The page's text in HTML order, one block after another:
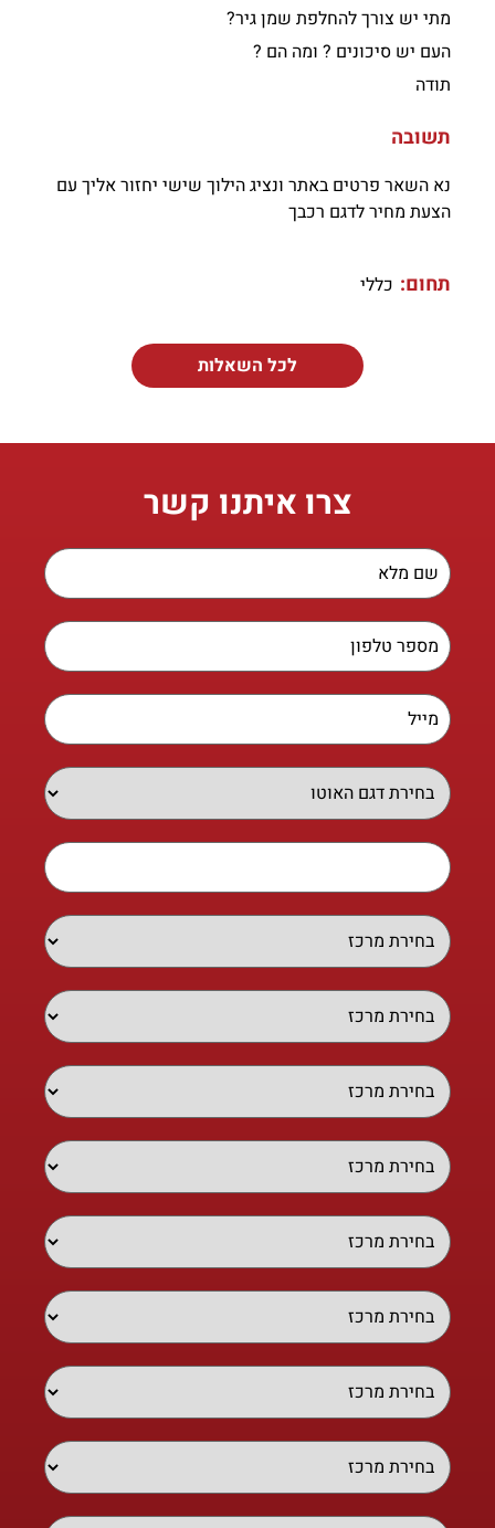
מתי יש צורך להחלפת שמן גיר?
העם יש סיכונים ? ומה הם ?
תודה
תשובה
נא השאר פרטים באתר ונציג הילוך שישי יחזור אליך עם
הצעת מחיר לדגם רכבך
תחום: כללי
לכל השאלות
צרו איתנו קשר